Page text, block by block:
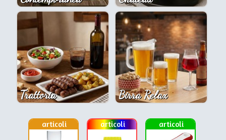
Trattoria Birra Relax
articoli articoli articoli